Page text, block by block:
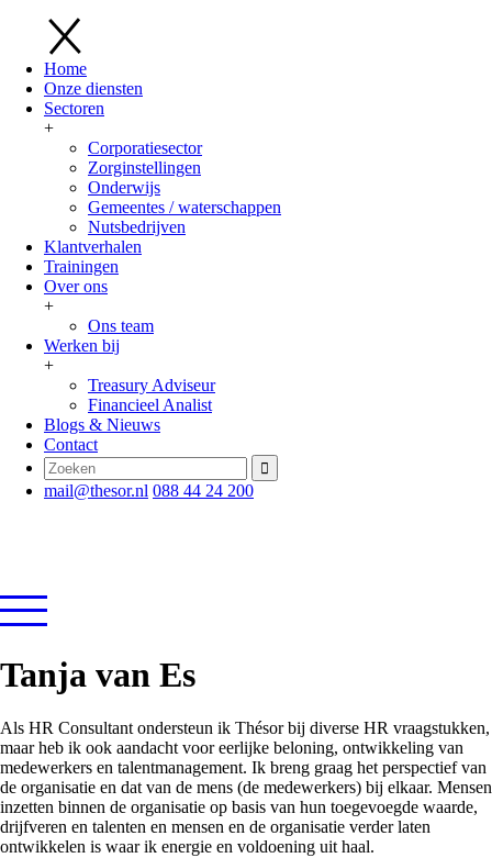
Home
Onze diensten
Sectoren
+
Corporatiesector
Zorginstellingen
Onderwijs
Gemeentes / waterschappen
Nutsbedrijven
Klantverhalen
Trainingen
Over ons
+
Ons team
Werken bij
+
Treasury Adviseur
Financieel Analist
Blogs & Nieuws
Contact
mail@thesor.nl 088 44 24 200
Tanja van Es
Als HR Consultant ondersteun ik Thésor bij diverse HR vraagstukken,
maar heb ik ook aandacht voor eerlijke beloning, ontwikkeling van
medewerkers en talentmanagement. Ik breng graag het perspectief van
de organisatie en dat van de mens (de medewerkers) bij elkaar. Mensen
inzetten binnen de organisatie op basis van hun toegevoegde waarde,
drijfveren en talenten en mensen en de organisatie verder laten
ontwikkelen is waar ik energie en voldoening uit haal.